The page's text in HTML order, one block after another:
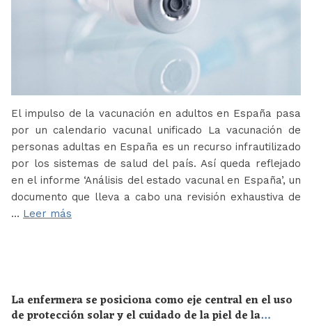
El impulso de la vacunación en adultos en España pasa
por un calendario vacunal unificado La vacunación de
personas adultas en España es un recurso infrautilizado
por los sistemas de salud del país. Así queda reflejado
en el informe ‘Análisis del estado vacunal en España’, un
documento que lleva a cabo una revisión exhaustiva de
… Leer más
La enfermera se posiciona como eje central en el uso
de protección solar y el cuidado de la piel de la